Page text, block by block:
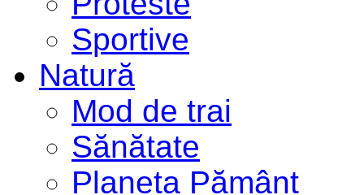
Sportive
Natură
Mod de trai
Sănătate
Planeta Pământ